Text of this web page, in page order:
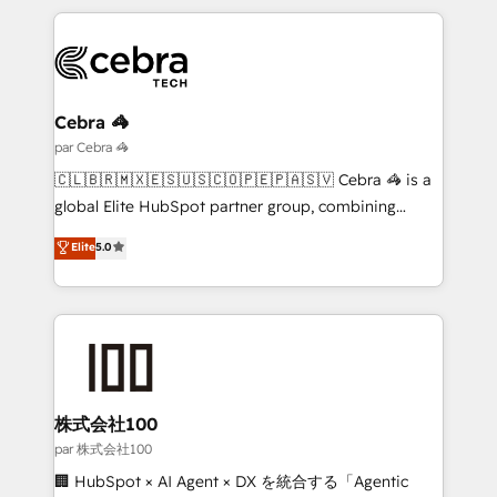
website, or build your new one.
Cebra 🦓
par Cebra 🦓
🇨🇱🇧🇷🇲🇽🇪🇸🇺🇸🇨🇴🇵🇪🇵🇦🇸🇻 Cebra 🦓 is a
global Elite HubSpot partner group, combining
technology, marketing and media expertise across
Latin America and Southern Europe, with teams
across 9 countries. Born in Chile, we combine local
insight with international reach to help businesses
grow. For over 12 years, we’ve delivered 500+
solutions that integrate CRM, AI automation, inbound
and loop marketing, content, and digital creativity.
Our multicultural team works in Spanish, Portuguese,
and English to design scalable strategies that drive
Elite5.0
株式会社100
par 株式会社100
🏢 HubSpot × AI Agent × DX を統合する「Agentic